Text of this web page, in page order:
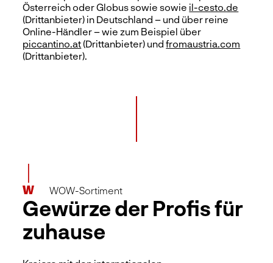
Österreich oder Globus sowie sowie il-cesto.de
(Drittanbieter) in Deutschland – und über reine
Online-Händler – wie zum Beispiel über
piccantino.at (Drittanbieter) undfromaustria.com
WOW-Sortiment
Gewürze der Profis für
zuhause